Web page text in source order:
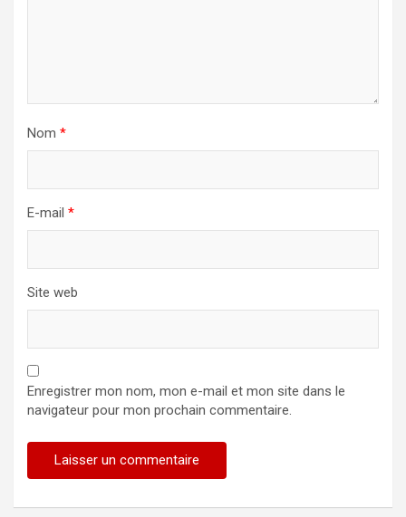
Nom *
E-mail *
Site web
Enregistrer mon nom, mon e-mail et mon site dans le
navigateur pour mon prochain commentaire.